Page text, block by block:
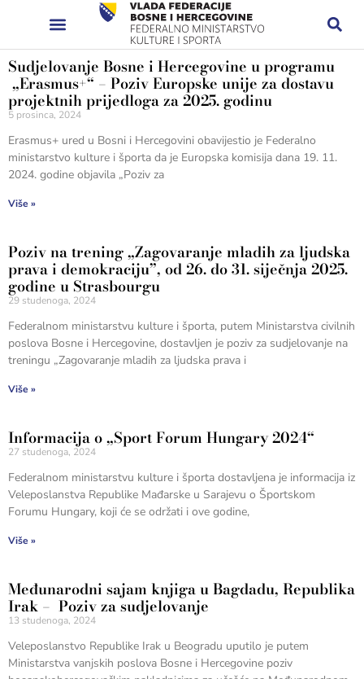
Sudjelovanje Bosne i Hercegovine u programu
„Erasmus+“ – Poziv Europske unije za dostavu
projektnih prijedloga za 2025. godinu
5 prosinca, 2024
Erasmus+ ured u Bosni i Hercegovini obavijestio je Federalno
ministarstvo kulture i športa da je Europska komisija dana 19. 11.
2024. godine objavila „Poziv za
Više »
Poziv na trening „Zagovaranje mladih za ljudska
prava i demokraciju”, od 26. do 31. siječnja 2025.
godine u Strasbourgu
29 studenoga, 2024
Federalnom ministarstvu kulture i športa, putem Ministarstva civilnih
poslova Bosne i Hercegovine, dostavljen je poziv za sudjelovanje na
treningu „Zagovaranje mladih za ljudska prava i
Više »
Informacija o „Sport Forum Hungary 2024“
27 studenoga, 2024
Federalnom ministarstvu kulture i športa dostavljena je informacija iz
Veleposlanstva Republike Mađarske u Sarajevu o Športskom
Forumu Hungary, koji će se održati i ove godine,
Više »
Međunarodni sajam knjiga u Bagdadu, Republika
Irak – Poziv za sudjelovanje
13 studenoga, 2024
Veleposlanstvo Republike Irak u Beogradu uputilo je putem
Ministarstva vanjskih poslova Bosne i Hercegovine poziv